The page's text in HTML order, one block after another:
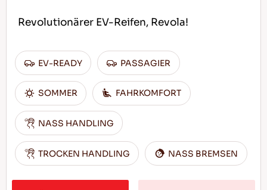
Revolutionärer EV-Reifen, Revola!
EV-READY PASSAGIER
SOMMER FAHRKOMFORT
NASS HANDLING
TROCKEN HANDLING NASS BREMSEN